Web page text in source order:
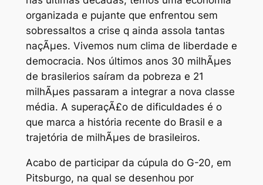
organizada e pujante que enfrentou sem
sobressaltos a crise q ainda assola tantas
naçÃµes. Vivemos num clima de liberdade e
democracia. Nos últimos anos 30 milhÃµes
de brasilerios saíram da pobreza e 21
milhÃµes passaram a integrar a nova classe
média. A superaçÃ£o de dificuldades é o
que marca a história recente do Brasil e a
trajetória de milhÃµes de brasileiros.
Acabo de participar da cúpula do G-20, em
Pitsburgo, na qual se desenhou por